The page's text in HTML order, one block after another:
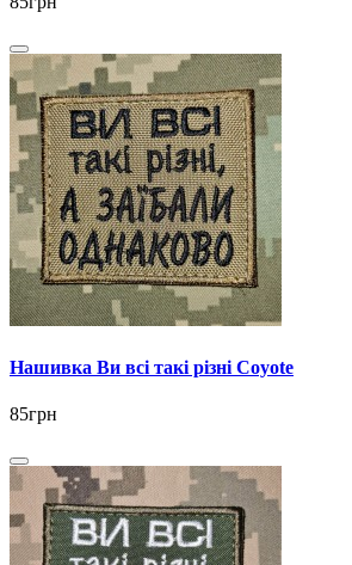
Нашивка Ви всі такі різні Coyote
85грн